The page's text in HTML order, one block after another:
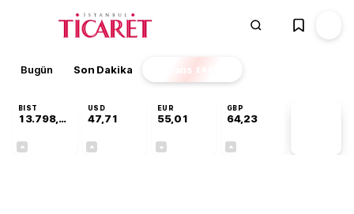
Bugün Son Dakika Finans EKSTRA
BIST
13.798,82
USD
47,71
EUR
55,01
GBP
64,23